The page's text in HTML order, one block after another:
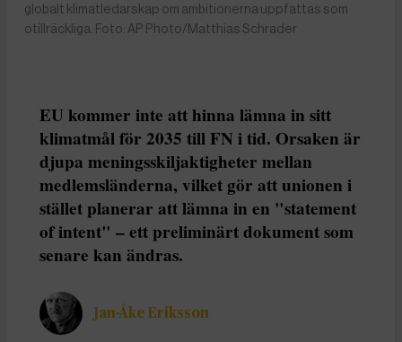
globalt klimatledarskap om ambitionerna uppfattas som
otillräckliga. Foto: AP Photo/Matthias Schrader
EU kommer inte att hinna lämna in sitt
klimatmål för 2035 till FN i tid. Orsaken är
djupa meningsskiljaktigheter mellan
medlemsländerna, vilket gör att unionen i
stället planerar att lämna in en "statement
of intent" – ett preliminärt dokument som
senare kan ändras.
Jan-Åke Eriksson